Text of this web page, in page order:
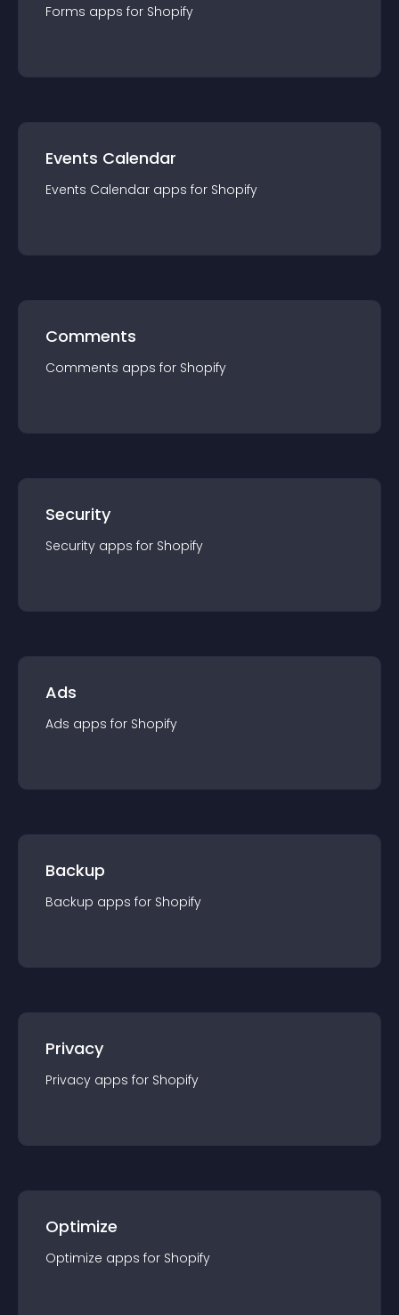
Forms apps for Shopify
Events Calendar
Events Calendar apps for Shopify
Comments
Comments apps for Shopify
Security
Security apps for Shopify
Ads
Ads apps for Shopify
Backup
Backup apps for Shopify
Privacy
Privacy apps for Shopify
Optimize
Optimize apps for Shopify